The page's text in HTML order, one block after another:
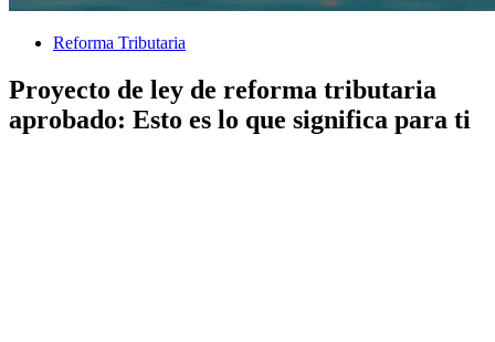
Reforma Tributaria
Proyecto de ley de reforma tributaria
aprobado: Esto es lo que significa para ti